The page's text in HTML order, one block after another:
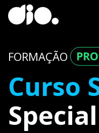
FORMAÇÃO
Curso